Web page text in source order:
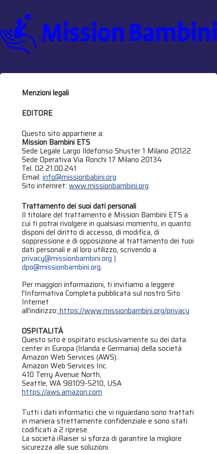
Menzioni legali
EDITORE
Questo sito appartiene a:
Mission Bambini ETS
Sede Legale Largo Ildefonso Shuster 1 Milano 20122
Sede Operativa Via Ronchi 17 Milano 20134
Tel. 02 21.00.241
Email: info@missionbabini.org
Sito internret: www.missionbambini.org
Trattamento dei suoi dati personali
Il titolare del trattamento è Mission Bambini ETS a
cui ti potrai rivolgere in qualsiasi momento, in quanto
disponi del diritto di accesso, di modifica, di
soppressione e di opposizione al trattamento dei tuoi
dati personali e al loro utilizzo, scrivendo a
privacy@missionbambini.org |
dpo@missionbambini.org.
Per maggiori informazioni, ti invitiamo a leggere
l'Informativa Completa pubblicata sul nostro Sito
Internet
all'indirizzo:https://www.missionbambini.org/privacy
OSPITALITÀ
Questo sito è ospitato esclusivamente su dei data
center in Europa (Irlanda e Germania) della società
Amazon Web Services (AWS):
Amazon Web Services Inc.
410 Terry Avenue North,
Seattle, WA 98109-5210, USA
https://aws.amazon.com
Tutti i dati informatici che vi riguardano sono trattati
in maniera strettamente confidenziale e sono stati
codificati a 2 riprese.
La società iRaiser si sforza di garantire la migliore
sicurezza alle sue soluzioni.